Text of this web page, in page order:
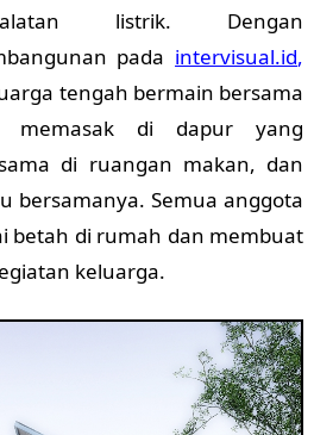
listrik. Dengan
pada intervisual.id,
tengah bermain bersama
memasak di dapur yang
di ruangan makan, dan
bersamanya. Semua anggota
betah di rumah dan membuat
keluarga.